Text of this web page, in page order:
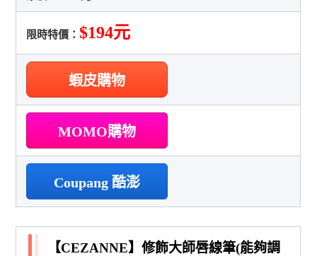
限時特價：$194元
蝦皮購物
MOMO購物
Coupang 酷澎
【CEZANNE】修飾大師唇線筆(能夠調